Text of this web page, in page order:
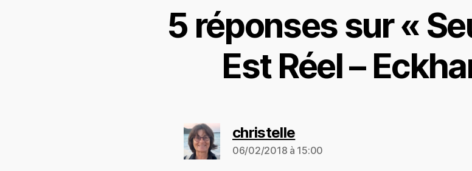
5 réponses sur «
Est Réel –
christelledit :
06/02/2018 à 15:00